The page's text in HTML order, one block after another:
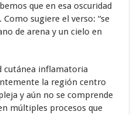
que en esa oscuridad
sugiere el verso: “se
de arena y un cielo en
cutánea inflamatoria
la región centro
y aún no se comprende
múltiples procesos que